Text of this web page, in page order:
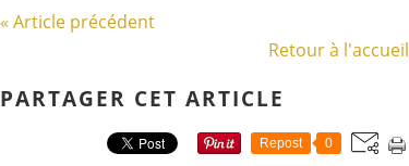
« Article précédent
Retour à l'accueil
PARTAGER CET ARTICLE
Repost 0